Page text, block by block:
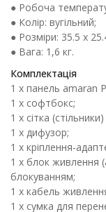
● Робоча
● Колір: вугільний;
● Розміри: 35.5 x
● Вага: 1,6 кг.
Комплектація
1 x панель amaran
1 x софтбокс;
1 x сітка
1 x дифузор;
1 x кріплення-
1 x блок живлення
блокуванням;
1 x кабель
1 x сумка для